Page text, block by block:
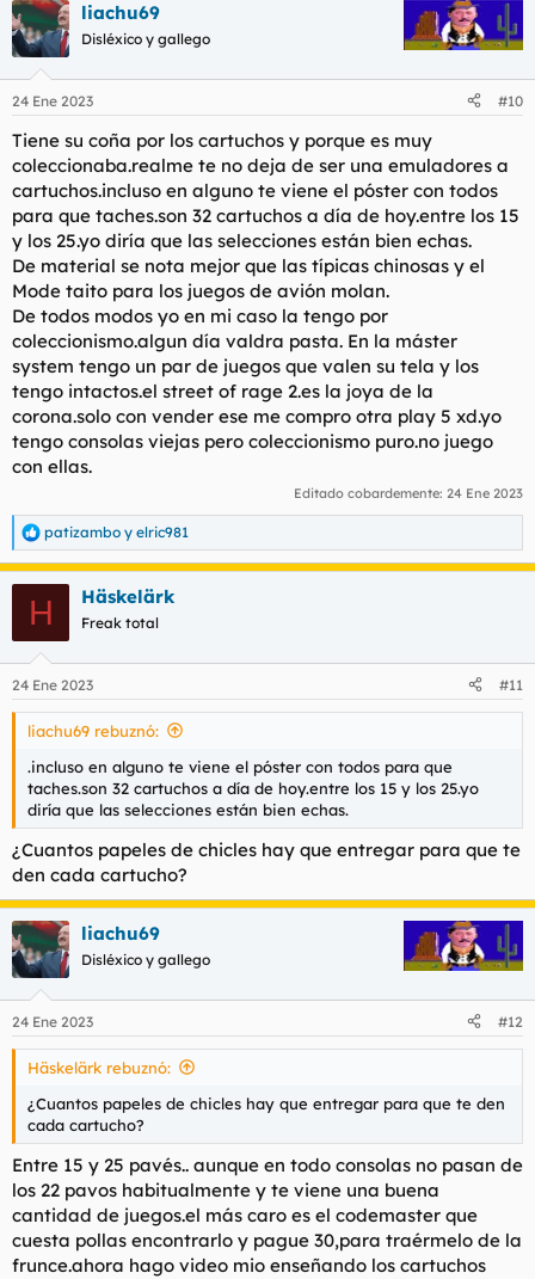
c
c
e
liachu69
Disléxico y gallego
24 Ene 2023 #10
Tiene su coña por los cartuchos y porque es muy
coleccionaba.realme te no deja de ser una emuladores a
cartuchos.incluso en alguno te viene el póster con todos
para que taches.son 32 cartuchos a día de hoy.entre los 15
y los 25.yo diría que las selecciones están bien echas.
De material se nota mejor que las típicas chinosas y el
Mode taito para los juegos de avión molan.
De todos modos yo en mi caso la tengo por
coleccionismo.algun día valdra pasta. En la máster
system tengo un par de juegos que valen su tela y los
tengo intactos.el street of rage 2.es la joya de la
corona.solo con vender ese me compro otra play 5 xd.yo
tengo consolas viejas pero coleccionismo puro.no juego
con ellas.
Editado cobardemente: 24 Ene 2023
R
e
e
s
patizambo y elric981
H Häskelärk
Freak total
24 Ene 2023 #11
liachu69 rebuznó:
.incluso en alguno te viene el póster con todos para que
taches.son 32 cartuchos a día de hoy.entre los 15 y los 25.yo
diría que las selecciones están bien echas.
¿Cuantos papeles de chicles hay que entregar para que te
den cada cartucho?
liachu69
Disléxico y gallego
24 Ene 2023 #12
Häskelärk rebuznó:
¿Cuantos papeles de chicles hay que entregar para que te den
cada cartucho?
Entre 15 y 25 pavés.. aunque en todo consolas no pasan de
los 22 pavos habitualmente y te viene una buena
cantidad de juegos.el más caro es el codemaster que
cuesta pollas encontrarlo y pague 30,para traérmelo de la
frunce.ahora hago video mio enseñando los cartuchos